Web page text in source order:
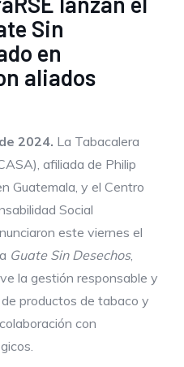
Sin
en
aliados
2024. La Tabacalera
afiliada de Philip
Guatemala, y el Centro
Social
este viernes el
Guate Sin Desechos,
la gestión responsable y
productos de tabaco y
con